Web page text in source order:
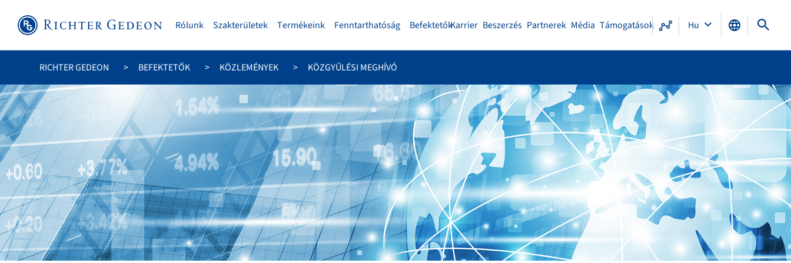
Rólunk Szakterületek Termékeink Fenntarthatóság BefektetőkKarrier Beszerzés Partnerek Média Támogatások Hu
RICHTER GEDEON BEFEKTETŐK KÖZLEMÉNYEK KÖZGYŰLÉSI MEGHÍVÓ